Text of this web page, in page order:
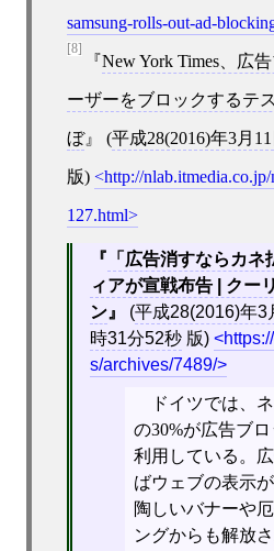
samsung-rolls-out-ad-
[8]
New York Times、広
ーザーをブロックするテ
ぼ (平成28(2016)年3月
版) http://
127.html
「広告消すならカネ
ィアが宣戦布告 | クー
ン
(平成28(2016)年3
時31分52秒版)
s/archives/7489/
ドイツでは、
の30%が広告ブ
利用している。
ばウェブの表示
陶しいバナーや
ングからも解放